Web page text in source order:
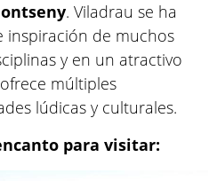
. Viladrau se ha
inspiración de muchos
y en un atractivo
múltiples
lúdicas y culturales.
para visitar: